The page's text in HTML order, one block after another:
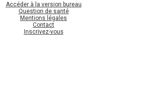
Accéder à la version bureau
Question de santé
Mentions légales
Contact
Inscrivez-vous